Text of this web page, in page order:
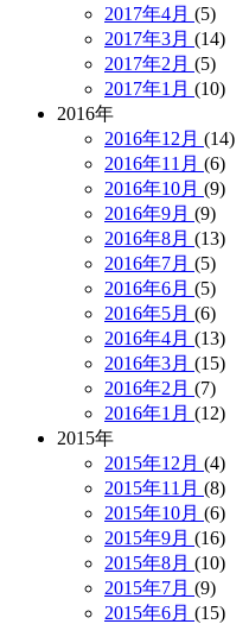
2017年4月 (5)
2017年3月 (14)
2017年2月 (5)
2017年1月 (10)
2016年
2016年12月 (14)
2016年11月 (6)
2016年10月 (9)
2016年9月 (9)
2016年8月 (13)
2016年7月 (5)
2016年6月 (5)
2016年5月 (6)
2016年4月 (13)
2016年3月 (15)
2016年2月 (7)
2016年1月 (12)
2015年
2015年12月 (4)
2015年11月 (8)
2015年10月 (6)
2015年9月 (16)
2015年8月 (10)
2015年7月 (9)
2015年6月 (15)